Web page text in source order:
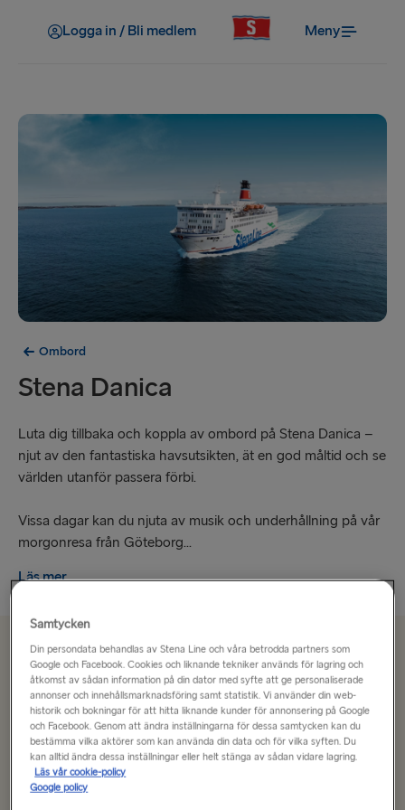
Logga in / Bli medlem Meny
Ombord
Stena Danica
Luta dig tillbaka och koppla av ombord på Stena Danica –
njut av den fantastiska havsutsikten, ät en god måltid och se
världen utanför passera förbi.
Vissa dagar kan du njuta av musik och underhållning på vår
morgonresa från Göteborg...
Läs mer
Från 1005 kr enkel resa, bil och förare
Rutt
Göteborg → Fredrikshamn
TILL TYSKLAND
Samtycken
Din persondata behandlas av Stena Line och våra betrodda partners som
Google och Facebook. Cookies och liknande tekniker används för lagring och
åtkomst av sådan information på din dator med syfte att ge personaliserade
annonser och innehållsmarknadsföring samt statistik. Vi använder din web-
historik och bokningar för att hitta liknande kunder för annonsering på Google
och Facebook. Genom att ändra inställningarna för dessa samtycken kan du
bestämma vilka aktörer som kan använda din data och för vilka syften. Du
kan alltid ändra dessa inställningar eller helt stänga av sådan vidare lagring.
Läs vår cookie-policy
Google policy